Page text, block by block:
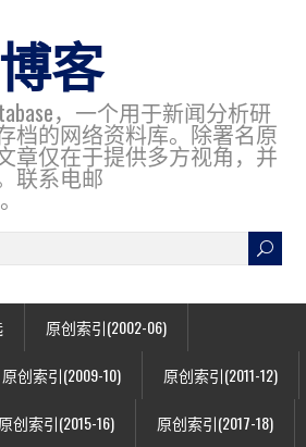
客
，一个用于新闻分析研
档的网络资料库。除署名原
章仅在于提供多方视角，并
联系电邮
原创索引(2002-06)
原创索引(2009-10) 原创索引(2011-12)
原创索引(2015-16) 原创索引(2017-18)